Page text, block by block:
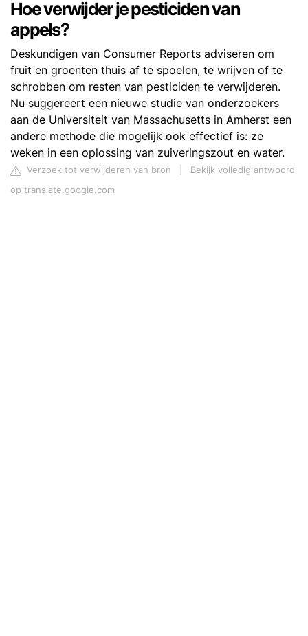
Hoe verwijder je pesticiden van
appels?
Deskundigen van Consumer Reports adviseren om
fruit en groenten thuis af te spoelen, te wrijven of te
schrobben om resten van pesticiden te verwijderen.
Nu suggereert een nieuwe studie van onderzoekers
aan de Universiteit van Massachusetts in Amherst een
andere methode die mogelijk ook effectief is: ze
weken in een oplossing van zuiveringszout en water.
Verzoek tot verwijderen van bron
Bekijk volledig antwoord
op translate.google.com